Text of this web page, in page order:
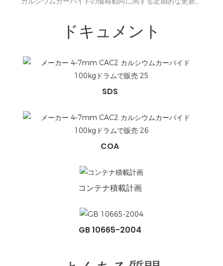
ドキュメント
SDS
COA
コンテナ積載計画
GB 10665-2004